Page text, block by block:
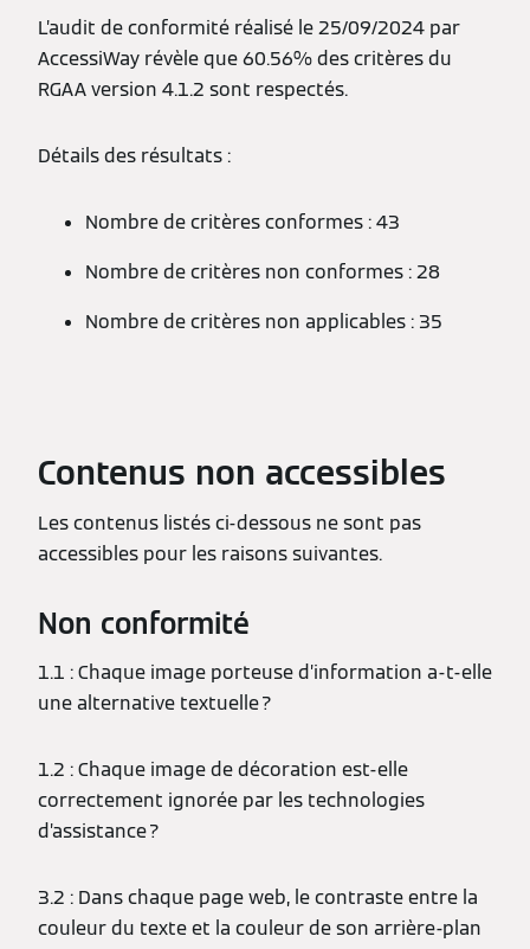
L’audit de conformité réalisé le 25/09/2024 par
AccessiWay révèle que 60.56% des critères du
RGAA version 4.1.2 sont respectés.
Détails des résultats :
Nombre de critères conformes : 43
Nombre de critères non conformes : 28
Nombre de critères non applicables : 35
Contenus non accessibles
Les contenus listés ci-dessous ne sont pas
accessibles pour les raisons suivantes.
Non conformité
1.1 : Chaque image porteuse d’information a-t-elle
une alternative textuelle ?
1.2 : Chaque image de décoration est-elle
correctement ignorée par les technologies
d’assistance ?
3.2 : Dans chaque page web, le contraste entre la
couleur du texte et la couleur de son arrière-plan